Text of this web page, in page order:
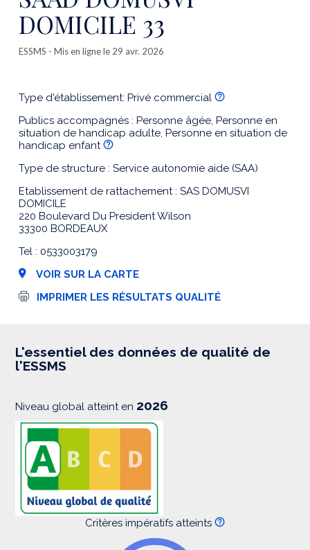
DOMICILE 33
ESSMS - Mis en ligne le 29 avr. 2026
Type d'établissement: Privé commercial
Publics accompagnés : Personne âgée, Personne en
situation de handicap adulte, Personne en situation de
handicap enfant
Type de structure : Service autonomie aide (SAA)
Etablissement de rattachement : SAS DOMUSVI
DOMICILE
220 Boulevard Du President Wilson
33300 BORDEAUX
Tel : 0533003179
VOIR SUR LA CARTE
I
s
i
IMPRIMER LES RÉSULTATS QUALITÉ
L'essentiel des données de qualité de
l'ESSMS
Niveau global atteint en 2026
Critères impératifs atteints